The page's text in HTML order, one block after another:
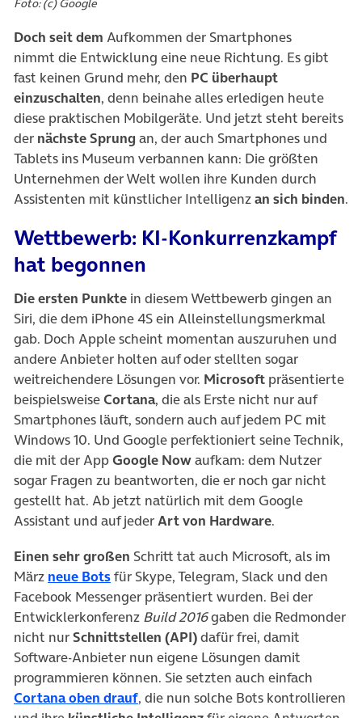
Foto: (c) Google
Doch seit dem Aufkommen der Smartphones
nimmt die Entwicklung eine neue Richtung. Es gibt
fast keinen Grund mehr, den PC überhaupt
einzuschalten, denn beinahe alles erledigen heute
diese praktischen Mobilgeräte. Und jetzt steht bereits
der nächste Sprung an, der auch Smartphones und
Tablets ins Museum verbannen kann: Die größten
Unternehmen der Welt wollen ihre Kunden durch
Assistenten mit künstlicher Intelligenzan sich binden.
Wettbewerb: KI-Konkurrenzkampf
hat begonnen
Die ersten Punkte in diesem Wettbewerb gingen an
Siri, die dem iPhone 4S ein Alleinstellungsmerkmal
gab. Doch Apple scheint momentan auszuruhen und
andere Anbieter holten auf oder stellten sogar
weitreichendere Lösungen vor. Microsoft präsentierte
beispielsweiseCortana, die als Erste nicht nur auf
Smartphones läuft, sondern auch auf jedem PC mit
Windows 10. Und Google perfektioniert seine Technik,
die mit der AppGoogle Nowaufkam: dem Nutzer
sogar Fragen zu beantworten, die er noch gar nicht
gestellt hat. Ab jetzt natürlich mit dem Google
Assistant und auf jederArt von Hardware.
Einen sehr großen Schritt tat auch Microsoft, als im
März neue Bots(öffnet in neuem Tab)
für Skype, Telegram, Slack und den
Facebook Messenger präsentiert wurden. Bei der
Entwicklerkonferenz Build 2016gaben die Redmonder
nicht nurSchnittstellen (API)dafür frei, damit
Software-Anbieter nun eigene Lösungen damit
programmieren können. Sie setzten auch einfach
Cortana oben drauf(öffnet in neuem Tab)
, die nun solche Bots kontrollieren